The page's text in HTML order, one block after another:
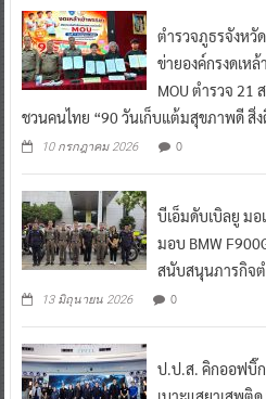
ตำรวจภูธรจังหวั
ข่ายองค์กรงดเห
MOU ตำรวจ 21
ชวนคนไทย “90 วันเก็บแต้มสุขภาพดี สิ่ง
10 กรกฎาคม 2026 0
บีเอ็มดับเบิลยู มอ
มอบ BMW
สนับสนุนภารกิจต
13 มิถุนายน 2026 0
ป.ป.ส. คิกออฟบิ๊ก